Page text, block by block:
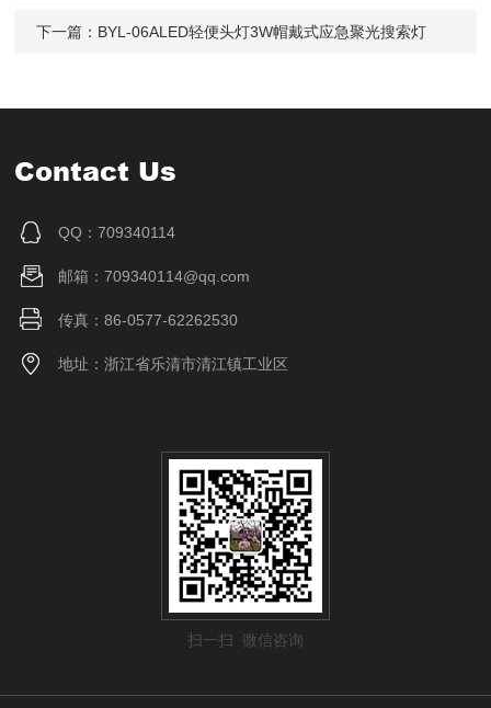
下一篇： BYL-06ALED轻便头灯3W帽戴式应急聚光搜索灯
Contact Us
QQ：709340114
邮箱：709340114@qq.com
传真：86-0577-62262530
地址：浙江省乐清市清江镇工业区
扫一扫 微信咨询